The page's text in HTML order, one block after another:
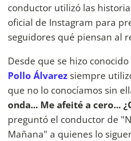
conductor utilizó las
oficial de Instagram para
seguidores qué piensan al
Desde que se hizo
Pollo Álvarez siempre
que no lo conocíamos sin
onda... Me afeité a cero...
preguntó el conductor de
Mañana" a quienes lo